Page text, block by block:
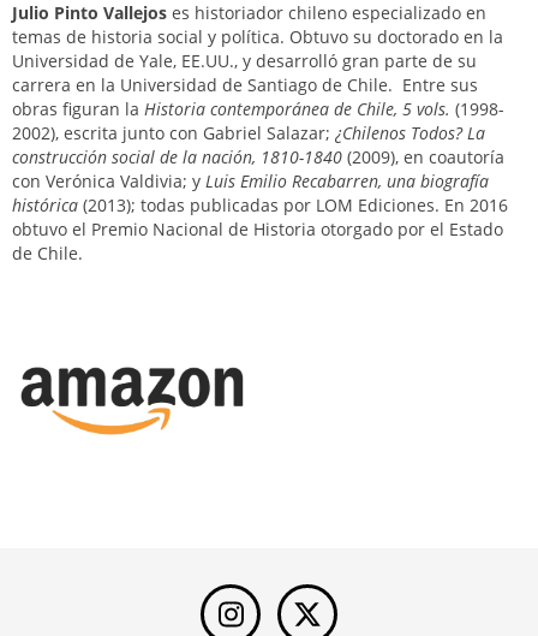
Julio Pinto Vallejos es historiador chileno especializado en
temas de historia social y política. Obtuvo su doctorado en la
Universidad de Yale, EE.UU., y desarrolló gran parte de su
carrera en la Universidad de Santiago de Chile. Entre sus
obras figuran la Historia contemporánea de Chile, 5 vols. (1998-
2002), escrita junto con Gabriel Salazar; ¿Chilenos Todos? La
construcción social de la nación, 1810-1840 (2009), en coautoría
con Verónica Valdivia; y Luis Emilio Recabarren, una biografía
histórica (2013); todas publicadas por LOM Ediciones. En 2016
obtuvo el Premio Nacional de Historia otorgado por el Estado
de Chile.